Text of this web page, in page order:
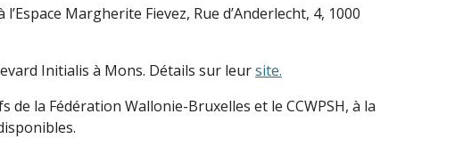
Margherite Fievez, Rue d’Anderlecht, 4, 1000
Initialis à Mons. Détails sur leursite.
de la Fédération Wallonie-Bruxelles et le CCWPSH, à la